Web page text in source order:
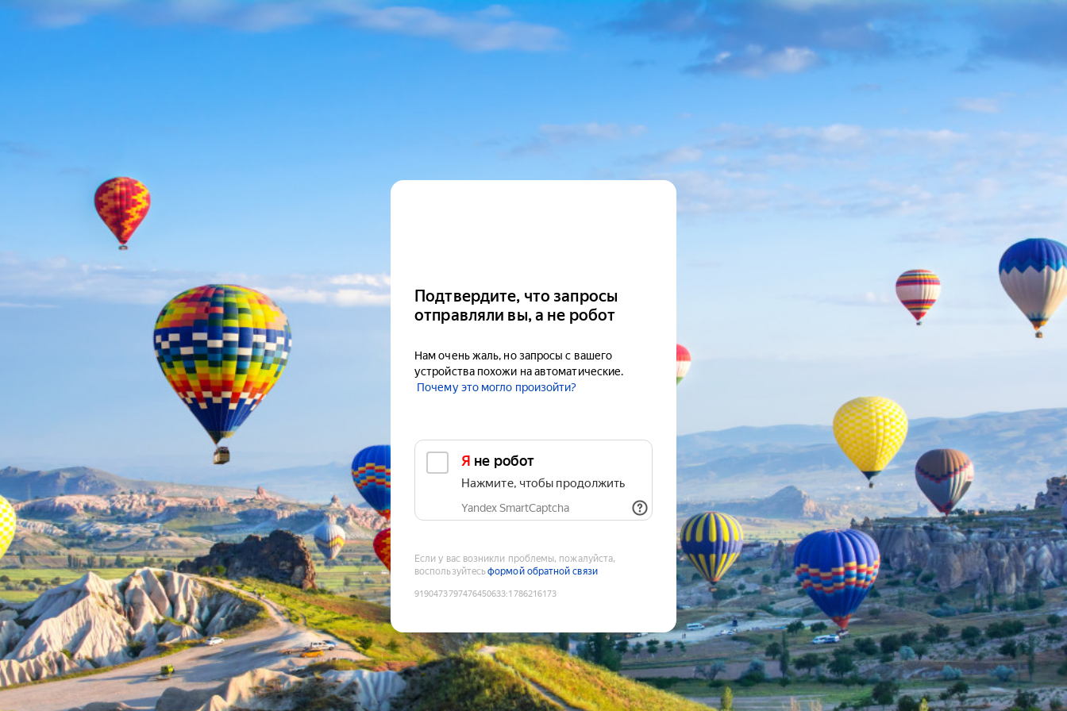
Подтвердите, что запросы
отправляли вы, а не робот
Нам очень жаль, но запросы с вашего
устройства похожи на автоматические.
Почему это могло произойти?
Я не робот
Нажмите, чтобы продолжить
Yandex SmartCaptcha
Если у вас возникли проблемы, пожалуйста,
воспользуйтесьформой обратной связи
9190473797476450633:1786216173